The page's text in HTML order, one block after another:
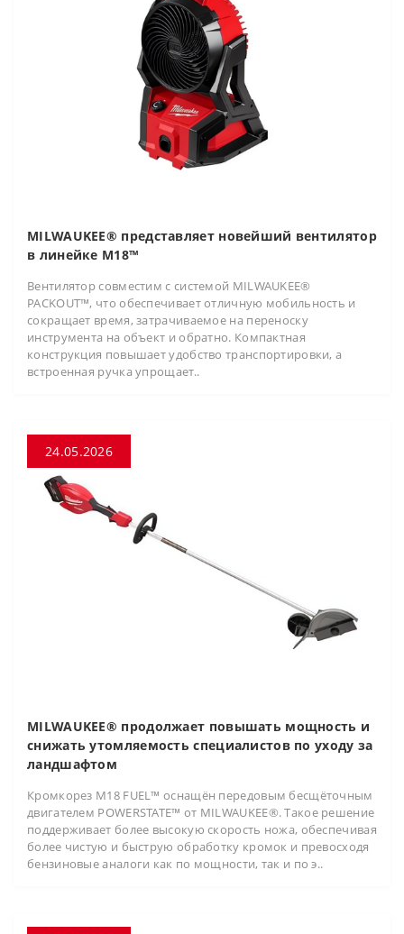
MILWAUKEE® представляет новейший вентилятор
в линейке M18™
Вентилятор совместим с системой MILWAUKEE®
PACKOUT™, что обеспечивает отличную мобильность и
сокращает время, затрачиваемое на переноску
инструмента на объект и обратно. Компактная
конструкция повышает удобство транспортировки, а
встроенная ручка упрощает..
24.05.2026
MILWAUKEE® продолжает повышать мощность и
снижать утомляемость специалистов по уходу за
ландшафтом
Кромкорез M18 FUEL™ оснащён передовым бесщёточным
двигателем POWERSTATE™ от MILWAUKEE®. Такое решение
поддерживает более высокую скорость ножа, обеспечивая
более чистую и быструю обработку кромок и превосходя
бензиновые аналоги как по мощности, так и по э..